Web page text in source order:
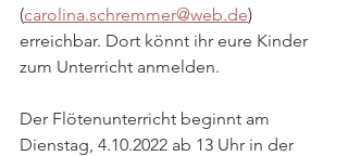
(carolina.schremmer@web.de)
erreichbar. Dort könnt ihr eure Kinder
zum Unterricht anmelden.
Der Flötenunterricht beginnt am
Dienstag, 4.10.2022 ab 13 Uhr in der